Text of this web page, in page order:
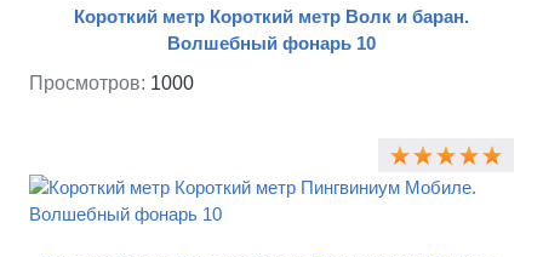
Короткий метр Короткий метр Волк и баран.
Волшебный фонарь 10
Просмотров: 1000